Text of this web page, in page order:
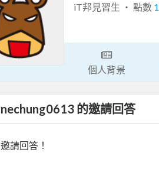
iT邦見習生 ‧ 點數
個人背景
的邀請回答
請回答！